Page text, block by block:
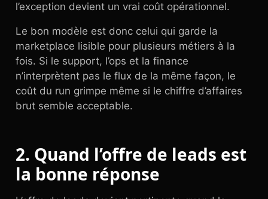
l’exception devient un vrai coût opérationnel.
Le bon modèle est donc celui qui garde la
marketplace lisible pour plusieurs métiers à la
fois. Si le support, l’ops et la finance
n’interprètent pas le flux de la même façon, le
coût du run grimpe même si le chiffre d’affaires
brut semble acceptable.
2. Quand l’offre de leads est
la bonne réponse